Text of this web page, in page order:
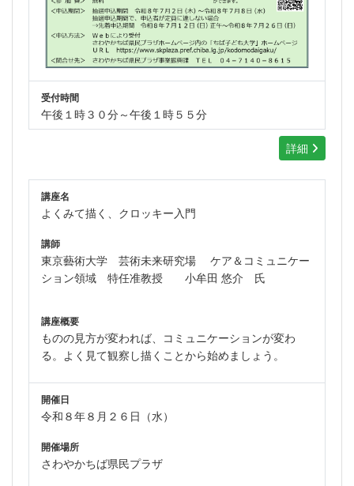
受付時間
午後１時３０分～午後１時５５分
詳細
講座名
よくみて描く、クロッキー入門
講師
東京藝術大学 芸術未来研究場
ケア＆コミュニケー
ション領域 特任准教授 小牟田 悠介 氏
講座概要
ものの見方が変われば、コミュニケーションが変わ
る。よく見て観察し描くことから始めましょう。
開催日
令和８年８月２６日（水）
開催場所
さわやかちば県民プラザ